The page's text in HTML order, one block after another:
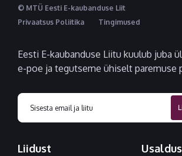
© MTÜ Eesti E-kaubanduse Liit
Privaatsus Poliitika
Tingimused
Eesti E-kaubanduse Liitu kuulub juba
e-poe ja tegutseme ühiselt paremuse
Liidust